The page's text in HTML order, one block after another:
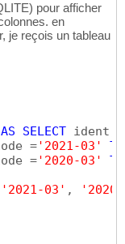
pour afficher
en
je reçois un tableau
AS SELECT ident,
='2021-03'
='2020-03'
'2021-03' ,